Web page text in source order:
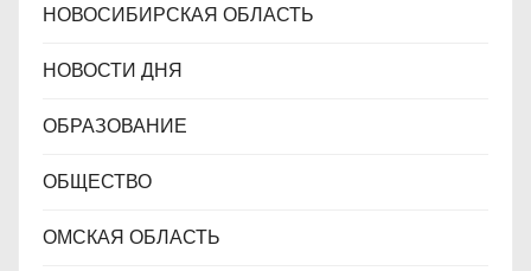
НОВОСИБИРСКАЯ ОБЛАСТЬ
НОВОСТИ ДНЯ
ОБРАЗОВАНИЕ
ОБЩЕСТВО
ОМСКАЯ ОБЛАСТЬ